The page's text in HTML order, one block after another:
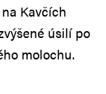
Kavčích
úsilí po
molochu.